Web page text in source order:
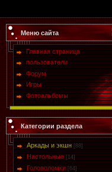
Меню сайта
Главная страница
пользователи
Форум
Игры
Фотоальбомы
Категории раздела
Аркады и экшн [88]
Настольные [14]
Головоломки [64]